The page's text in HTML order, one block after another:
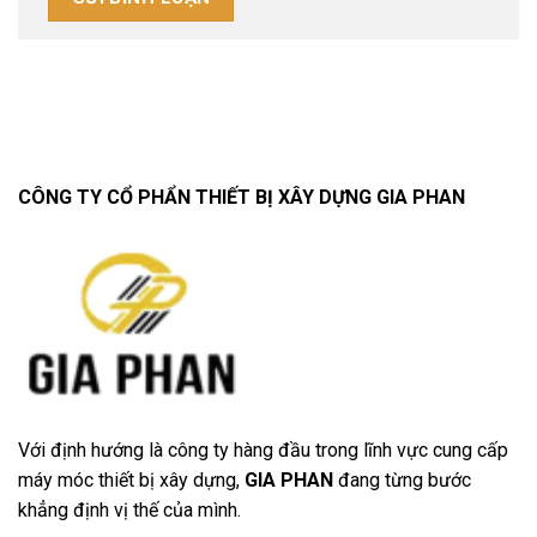
CÔNG TY CỔ PHẨN THIẾT BỊ XÂY DỰNG GIA PHAN
Với định hướng là công ty hàng đầu trong lĩnh vực cung cấp
máy móc thiết bị xây dựng, GIA PHAN đang từng bước
khẳng định vị thế của mình.